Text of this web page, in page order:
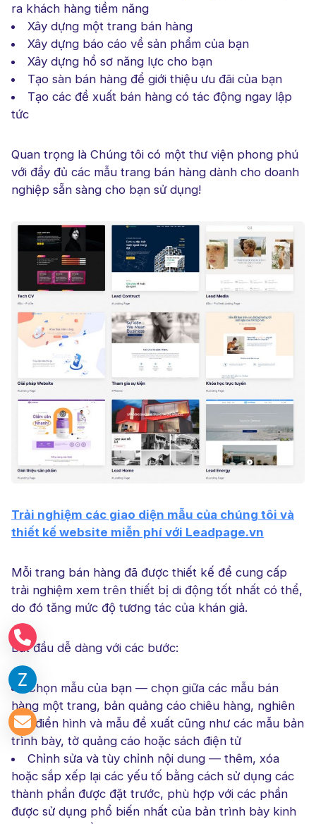
ra khách hàng tiềm năng
Xây dựng một trang bán hàng
Xây dựng báo cáo về sản phẩm của bạn
Xây dựng hồ sơ năng lực cho bạn
Tạo sàn bán hàng để giới thiệu ưu đãi của bạn
Tạo các đề xuất bán hàng có tác động ngay lập
tức
Quan trọng là Chúng tôi có một thư viện phong phú
với đầy đủ các mẫu trang bán hàng dành cho doanh
nghiệp sẵn sàng cho bạn sử dụng!
Trải nghiệm các giao diện mẫu của chúng tôi và
thiết kế website miễn phí với Leadpage.vn
Mỗi trang bán hàng đã được thiết kế để cung cấp
trải nghiệm xem trên thiết bị di động tốt nhất có thể,
do đó tăng mức độ tương tác của khán giả.
Bắt đầu dễ dàng với các bước:
Chọn mẫu của bạn — chọn giữa các mẫu bán
hàng một trang, bản quảng cáo chiêu hàng, nghiên
cứu điển hình và mẫu đề xuất cũng như các mẫu bản
trình bày, tờ quảng cáo hoặc sách điện tử
Chỉnh sửa và tùy chỉnh nội dung — thêm, xóa
hoặc sắp xếp lại các yếu tố bằng cách sử dụng các
thành phần được đặt trước, phù hợp với các phần
được sử dụng phổ biến nhất của bản trình bày kinh